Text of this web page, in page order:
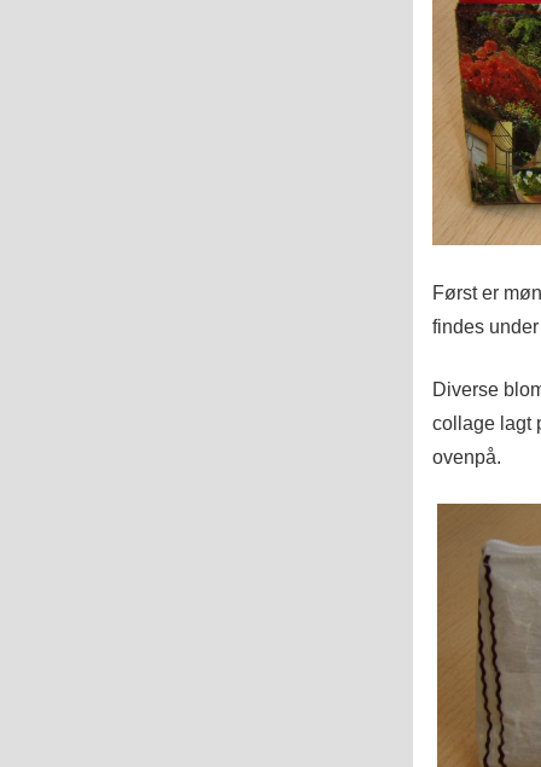
Først er
findes
Diverse
collage lagt
ovenpå.